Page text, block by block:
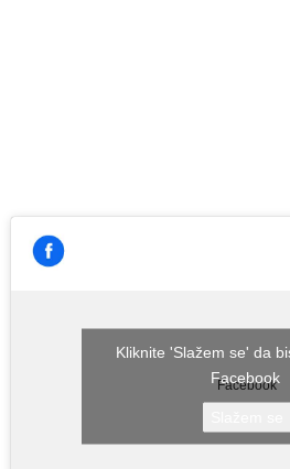
Facebook
Kliknite 'Slažem se' da
Facebook